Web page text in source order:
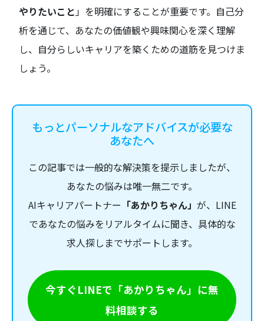
やりたいこと 」を明確にすることが重要です。自己分
析を通じて、あなたの価値観や興味関心を深く理解
し、自分らしいキャリアを築くための道筋を見つけま
しょう。
もっとパーソナルなアドバイスが必要な
あなたへ
この記事では一般的な解決策を提示しましたが、
あなたの悩みは唯一無二です。
AIキャリアパートナー 「あかりちゃん」 が、LINE
であなたの悩みをリアルタイムに聞き、具体的な
求人探しまでサポートします。
今すぐLINEで「あかりちゃん」に無
料相談する